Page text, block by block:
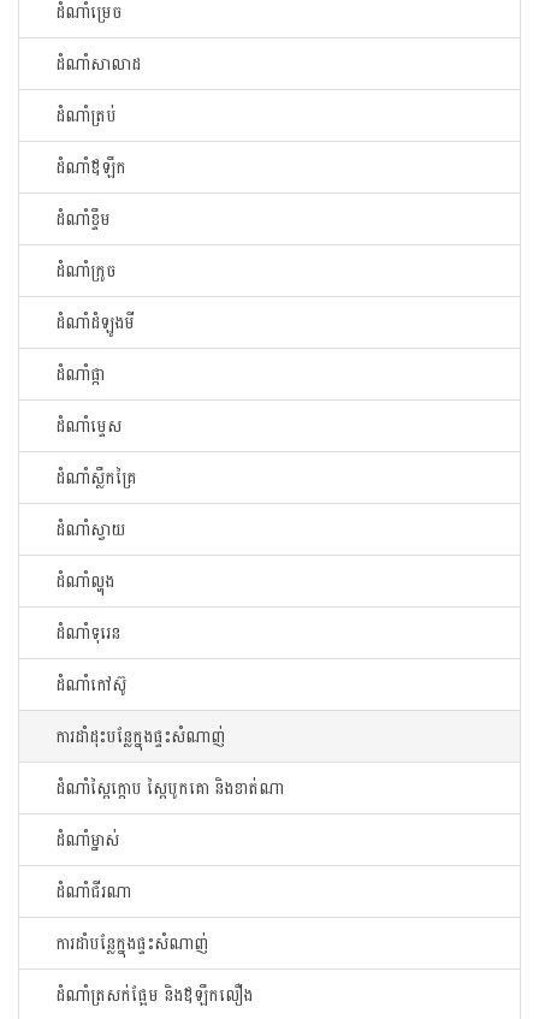
ដំណាំម្រេច
ដំណាំសាលាដ
ដំណាំត្រប់
ដំណាំឪឡឹក
ដំណាំខ្ទឹម
ដំណាំក្រូច
ដំណាំដំឡូងមី
ដំណាំផ្កា
ដំណាំម្ទេស
ដំណាំស្លឹកគ្រៃ
ដំណាំស្វាយ
ដំណាំល្ហុង
ដំណាំទុរេន
ដំណាំកៅសូ៊
ការដាំដុះបន្លែក្នុងផ្ទះសំណាញ់
ដំណាំស្ពៃក្តោប ស្ពៃបូកគោ និងខាត់ណា
ដំណាំម្នាស់
ដំណាំជីរណា
ការដាំបន្លែក្នុងផ្ទះសំណាញ់
ដំណាំត្រសក់ផ្អែម និងឪឡឹកលឿង